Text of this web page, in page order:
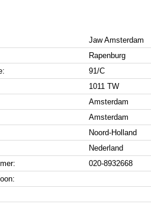
Jaw Amsterdam
Rapenburg
91/C
1011 TW
Amsterdam
Amsterdam
Noord-Holland
Nederland
020-8932668